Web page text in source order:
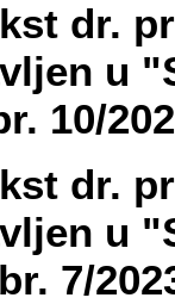
dr.
u
10/
dr.
u
7/